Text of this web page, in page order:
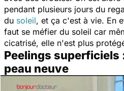
pendant plusieurs jours du
du soleil, et ça c'est à vie. En
faut se méfier du soleil car
cicatrisé, elle n'est plus
Peelings superficiels
peau neuve